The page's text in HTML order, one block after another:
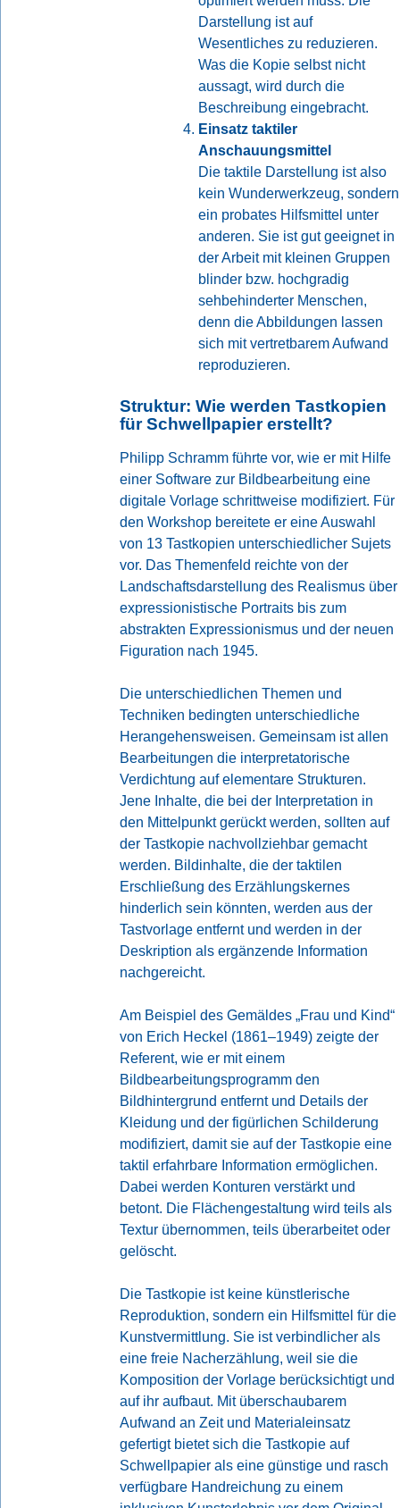
Darstellung ist auf
Wesentliches zu reduzieren.
Was die Kopie selbst nicht
aussagt, wird durch die
Beschreibung eingebracht.
Einsatz taktiler
Anschauungsmittel
Die taktile Darstellung ist also
kein Wunderwerkzeug, sondern
ein probates Hilfsmittel unter
anderen. Sie ist gut geeignet in
der Arbeit mit kleinen Gruppen
blinder bzw. hochgradig
sehbehinderter Menschen,
denn die Abbildungen lassen
sich mit vertretbarem Aufwand
reproduzieren.
Struktur: Wie werden Tastkopien
für Schwellpapier erstellt?
Philipp Schramm führte vor, wie er mit Hilfe
einer Software zur Bildbearbeitung eine
digitale Vorlage schrittweise modifiziert. Für
den Workshop bereitete er eine Auswahl
von 13 Tastkopien unterschiedlicher Sujets
vor. Das Themenfeld reichte von der
Landschaftsdarstellung des Realismus über
expressionistische Portraits bis zum
abstrakten Expressionismus und der neuen
Figuration nach 1945.
Die unterschiedlichen Themen und
Techniken bedingten unterschiedliche
Herangehensweisen. Gemeinsam ist allen
Bearbeitungen die interpretatorische
Verdichtung auf elementare Strukturen.
Jene Inhalte, die bei der Interpretation in
den Mittelpunkt gerückt werden, sollten auf
der Tastkopie nachvollziehbar gemacht
werden. Bildinhalte, die der taktilen
Erschließung des Erzählungskernes
hinderlich sein könnten, werden aus der
Tastvorlage entfernt und werden in der
Deskription als ergänzende Information
nachgereicht.
Am Beispiel des Gemäldes „Frau und Kind“
von Erich Heckel (1861–1949) zeigte der
Referent, wie er mit einem
Bildbearbeitungsprogramm den
Bildhintergrund entfernt und Details der
Kleidung und der figürlichen Schilderung
modifiziert, damit sie auf der Tastkopie eine
taktil erfahrbare Information ermöglichen.
Dabei werden Konturen verstärkt und
betont. Die Flächengestaltung wird teils als
Textur übernommen, teils überarbeitet oder
gelöscht.
Die Tastkopie ist keine künstlerische
Reproduktion, sondern ein Hilfsmittel für die
Kunstvermittlung. Sie ist verbindlicher als
eine freie Nacherzählung, weil sie die
Komposition der Vorlage berücksichtigt und
auf ihr aufbaut. Mit überschaubarem
Aufwand an Zeit und Materialeinsatz
gefertigt bietet sich die Tastkopie auf
Schwellpapier als eine günstige und rasch
verfügbare Handreichung zu einem